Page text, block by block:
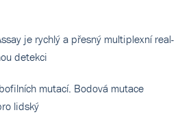
je rychlý a přesný multiplexní real-
detekci
mutací. Bodová mutace
lidský